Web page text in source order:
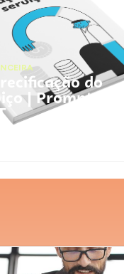
do
| Prompts